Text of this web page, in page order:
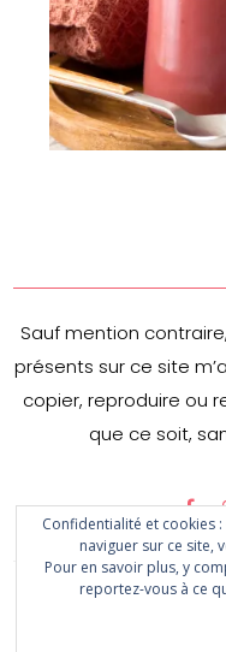
Sauf mention
présents sur ce site
copier, reproduire ou
que ce soit,
© 2020 The kitchen of
Confidentialité et cookies
naviguer sur ce site,
Pour en savoir plus, y
reportez-vous à ce